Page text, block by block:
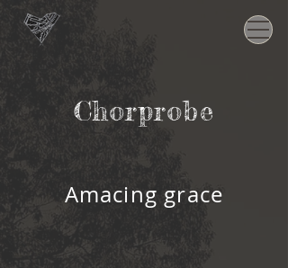
Chorprobe
Amacing grace